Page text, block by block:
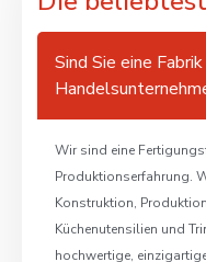
Sind Sie eine
Wir sind eine
Produktionserfahrung.
Konstruktion,
Küchenutensilien und
hochwertige,